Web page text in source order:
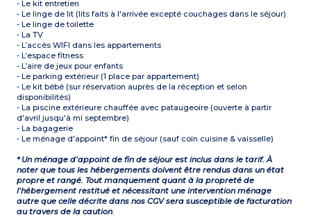
- Le kit entretien
- Le linge de lit (lits faits à l'arrivée excepté couchages dans le séjour)
- Le linge de toilette
- La TV
- L’accès WIFI dans les appartements
- L’espace fitness
- L’aire de jeux pour enfants
- Le parking extérieur (1 place par appartement)
- Le kit bébé (sur réservation auprès de la réception et selon
disponibilités)
- La piscine extérieure chauffée avec pataugeoire (ouverte à partir
d'avril jusqu'à mi septembre)
- La bagagerie
- Le ménage d'appoint* fin de séjour (sauf coin cuisine & vaisselle)
* Un ménage d’appoint de fin de séjour est inclus dans le tarif. À
noter que tous les hébergements doivent être rendus dans un état
propre et rangé. Tout manquement quant à la propreté de
l’hébergement restitué et nécessitant une intervention ménage
autre que celle décrite dans nos CGV sera susceptible de facturation
au travers de la caution.